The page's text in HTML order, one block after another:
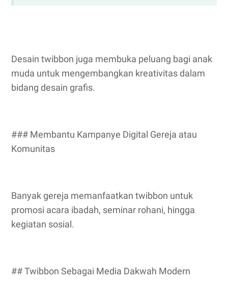
Desain twibbon juga membuka peluang bagi anak
muda untuk mengembangkan kreativitas dalam
bidang desain grafis.
### Membantu Kampanye Digital Gereja atau
Komunitas
Banyak gereja memanfaatkan twibbon untuk
promosi acara ibadah, seminar rohani, hingga
kegiatan sosial.
## Twibbon Sebagai Media Dakwah Modern